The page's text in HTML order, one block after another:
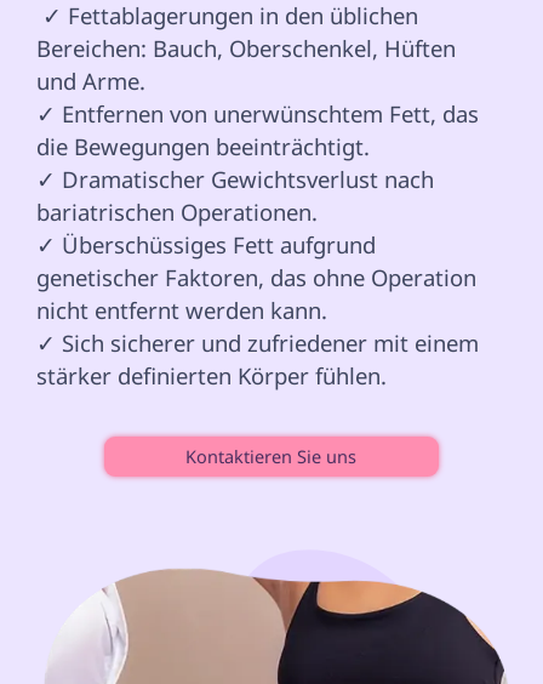
Bereichen: Bauch, Oberschenkel, Hüften
und Arme.
✓ Entfernen von unerwünschtem Fett, das
die Bewegungen beeinträchtigt.
✓ Dramatischer Gewichtsverlust nach
bariatrischen Operationen.
✓ Überschüssiges Fett aufgrund
genetischer Faktoren, das ohne Operation
nicht entfernt werden kann.
✓ Sich sicherer und zufriedener mit einem
stärker definierten Körper fühlen.
Kontaktieren Sie uns